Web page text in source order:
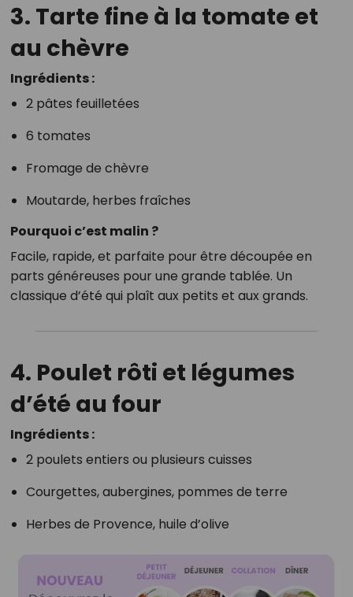
3. Tarte fine à la tomate et
au chèvre
Ingrédients :
2 pâtes feuilletées
6 tomates
Fromage de chèvre
Moutarde, herbes fraîches
Pourquoi c’est malin ?
Facile, rapide, et parfaite pour être découpée en
parts généreuses pour une grande tablée. Un
classique d’été qui plaît aux petits et aux grands.
4. Poulet rôti et légumes
d’été au four
Ingrédients :
2 poulets entiers ou plusieurs cuisses
Courgettes, aubergines, pommes de terre
Herbes de Provence, huile d’olive